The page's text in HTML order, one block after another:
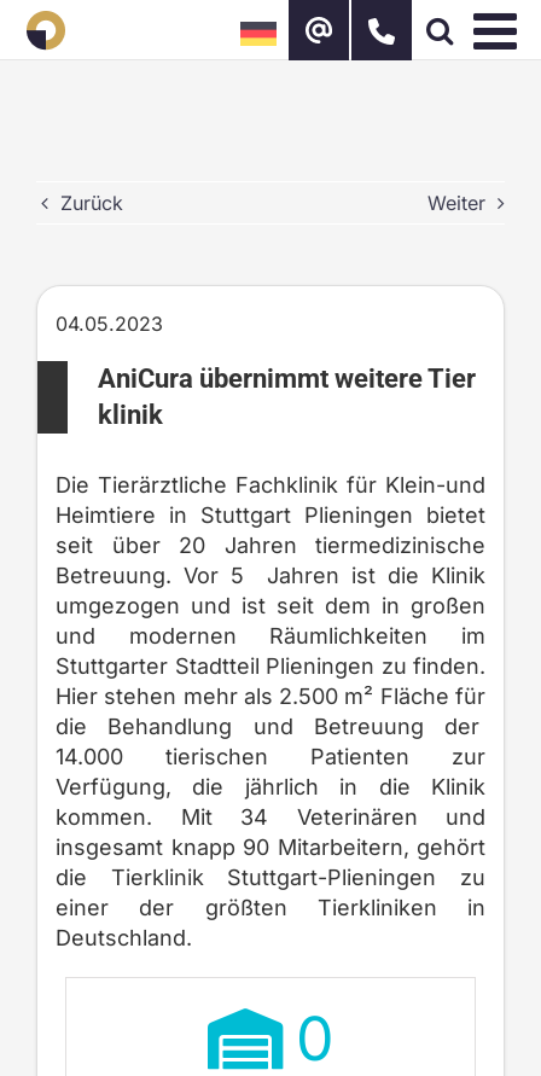
Zum
Inhalt
springen
Zurück Weiter
04.05.2023
AniCura übernimmt weitere Tier
klinik
Die Tierärztliche Fachklinik für Klein-und
Heimtiere in Stuttgart Plieningen bietet
seit über 20 Jahren tiermedizinische
Betreuung. Vor 5 Jahren ist die Klinik
umgezogen und ist seit dem in großen
und modernen Räumlichkeiten im
Stuttgarter Stadtteil Plieningen zu finden.
Hier stehen mehr als 2.500 m² Fläche für
die Behandlung und Betreuung der
14.000 tierischen Patienten zur
Verfügung, die jährlich in die Klinik
kommen. Mit 34 Veterinären und
insgesamt knapp 90 Mitarbeitern, gehört
die Tierklinik Stuttgart-Plieningen zu
einer der größten Tierkliniken in
Deutschland.
0